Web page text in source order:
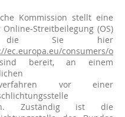
Kommission stellt eine
Streitbeilegung (OS)
die Sie hier
ec.europa.eu/consumers/o
bereit, an einem
vor einer
Zuständig ist die